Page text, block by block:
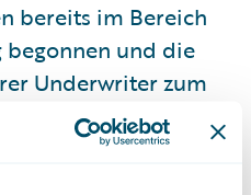
bereits im Bereich
begonnen und die
Underwriter zum
positiv. Die
uns in die Lage